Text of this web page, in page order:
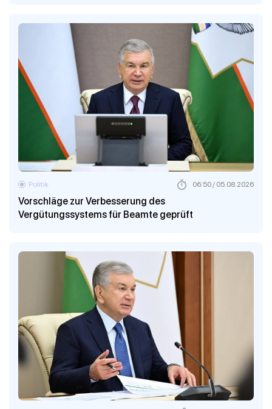
Vorschläge zur Verbesserung des
Vergütungssystems für Beamte geprüft
Politik 06:50 / 05.08.2026